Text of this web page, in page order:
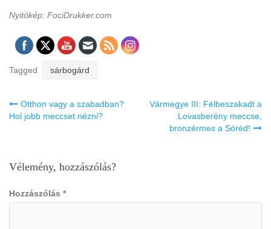
Nyitókép: FociDrukker.com
Tagged sárbogárd
Bejegyzés
navigáció
Otthon vagy a szabadban?
Hol jobb meccset nézni?
Vármegye III: Félbeszakadt a
Lovasberény meccse,
bronzérmes a Söréd!
Vélemény, hozzászólás?
Hozzászólás *